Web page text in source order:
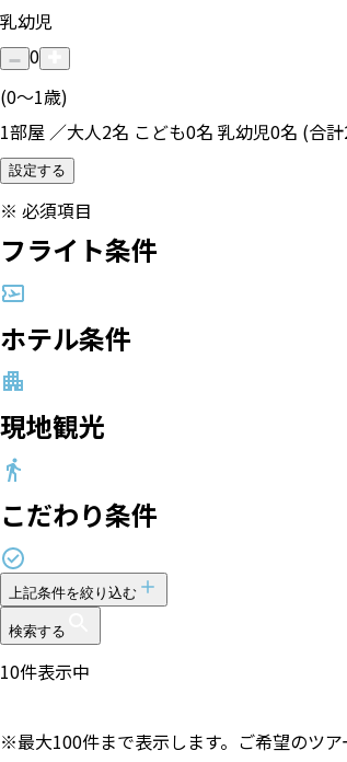
乳幼児
0
(0〜1歳)
1部屋 ／大人2名 こども0名 乳幼児0名 (合
設定する
※ 必須項目
フライト条件
ホテル条件
現地観光
こだわり条件
上記条件を絞り込む
検索する
10件表示中
※最大100件まで表示します。ご希望のツ